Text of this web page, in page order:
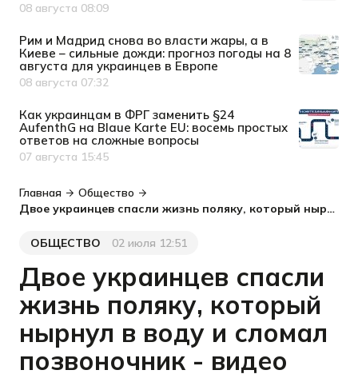
Дата публикации
08 августа 08:09
Рим и Мадрид снова во власти жары, а в
Киеве – сильные дожди: прогноз погоды на 8
августа для украинцев в Европе
Дата публикации
08 августа 07:32
Как украинцам в ФРГ заменить §24
AufenthG на Blaue Karte EU: восемь простых
ответов на сложные вопросы
Дата публикации
07 августа 15:45
Главная
Общество
Двое украинцев спасли жизнь поляку, который нырнул в воду и сломал позвоночник - видео
Категория
ОБЩЕСТВО
Дата публикации
02 июля 12:51
Двое украинцев спасли
жизнь поляку, который
нырнул в воду и сломал
позвоночник - видео